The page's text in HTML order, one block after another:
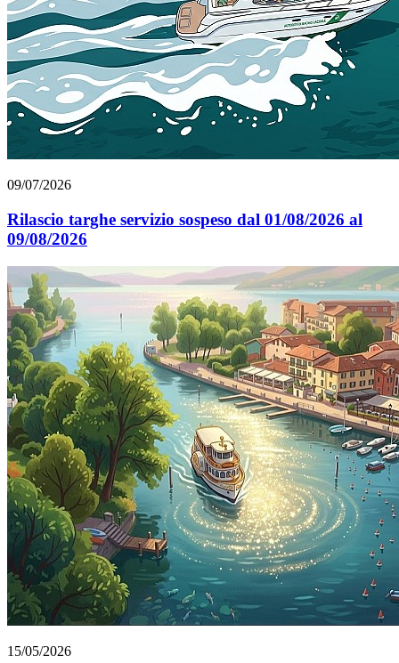
09/07/2026
Rilascio targhe servizio sospeso dal 01/08/2026 al
09/08/2026
15/05/2026